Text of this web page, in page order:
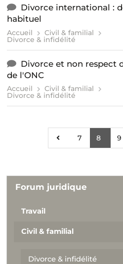
Divorce international :
habituel
Accueil Civil & familial
Divorce & infidélité
Divorce et non respect
de l'ONC
Accueil Civil & familial
Divorce & infidélité
7 8 9
Forum juridique
Travail
Civil & familial
Divorce & infidélité